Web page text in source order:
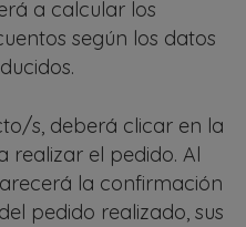
a calcular los
según los datos
s, deberá clicar en la
realizar el pedido. Al
la confirmación
pedido realizado, sus